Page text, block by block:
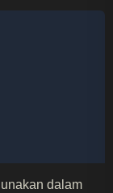
dalam